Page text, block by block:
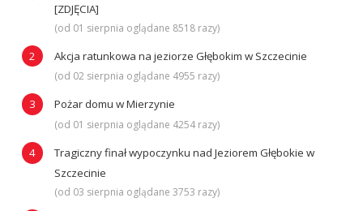
[ZDJĘCIA]
(od 01 sierpnia oglądane 8518 razy)
Akcja ratunkowa na jeziorze Głębokim w Szczecinie
(od 02 sierpnia oglądane 4955 razy)
Pożar domu w Mierzynie
(od 01 sierpnia oglądane 4254 razy)
Tragiczny finał wypoczynku nad Jeziorem Głębokie w
Szczecinie
(od 03 sierpnia oglądane 3753 razy)